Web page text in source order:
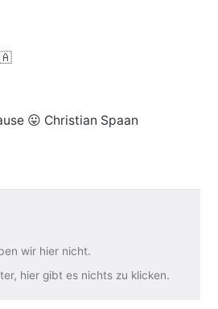
😛 Christian Spaan
wir hier nicht.
hier gibt es nichts zu klicken.